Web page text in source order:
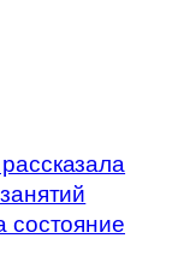
состояние